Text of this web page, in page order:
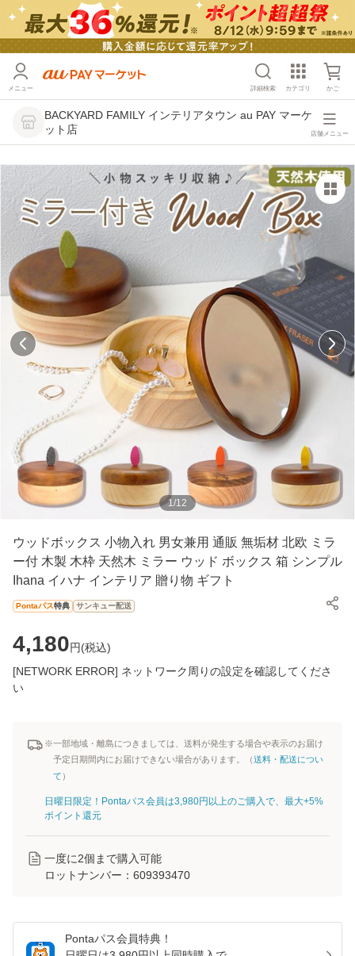
メニュー 詳細検索 カテゴリ かご
BACKYARD FAMILY インテリアタウン au PAY マーケ
ット店
店舗メニュー
1/12
ウッドボックス 小物入れ 男女兼用 通販 無垢材 北欧 ミラ
ー付 木製 木枠 天然木 ミラー ウッド ボックス 箱 シンプル
Ihana イハナ インテリア 贈り物 ギフト
Pontaパス特典 サンキュー配送
4,180円(税込)
[NETWORK ERROR] ネットワーク周りの設定を確認してくださ
い
※一部地域・離島につきましては、送料が発生する場合や表示のお届け
予定日期間内にお届けできない場合があります。（送料・配送につい
て ）
日曜日限定！Pontaパス会員は3,980円以上のご購入で、最大+5%
ポイント還元
一度に2個まで購入可能
ロットナンバー： 609393470
Pontaパス会員特典！